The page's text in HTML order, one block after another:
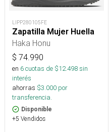
LIPP280105FE
Zapatilla Mujer Huella
Haka Honu
$ 74.990
en 6cuotas de $12.498sin
interés
ahorras $3.000 por
transferencia.
Disponible
+5 Vendidos